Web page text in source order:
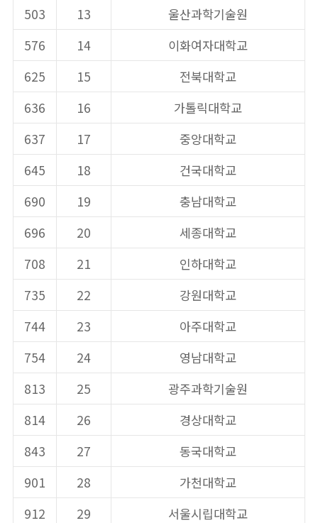
503
13
울산과학기술원
576
14
이화여자대학교
625
15
전북대학교
636
16
가톨릭대학교
637
17
중앙대학교
645
18
건국대학교
690
19
충남대학교
696
20
세종대학교
708
21
인하대학교
735
22
강원대학교
744
23
아주대학교
754
24
영남대학교
813
25
광주과학기술원
814
26
경상대학교
843
27
동국대학교
901
28
가천대학교
912
29
서울시립대학교